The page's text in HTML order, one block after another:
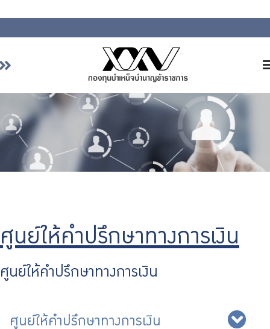
หน้าหลัก
เกี่ยวกับ กบข.
บริการสมาชิก
ลงทุน
รายงานผลการดำเนินงาน
จัดซื้อจัดจ้าง
ร่วมงานกับเรา
ศูนย์ให้คำปรึกษาทางการเงิน
ศูนย์ให้คำปรึกษาทางการเงิน
ศูนย์ให้คำปรึกษาทางการเงิน